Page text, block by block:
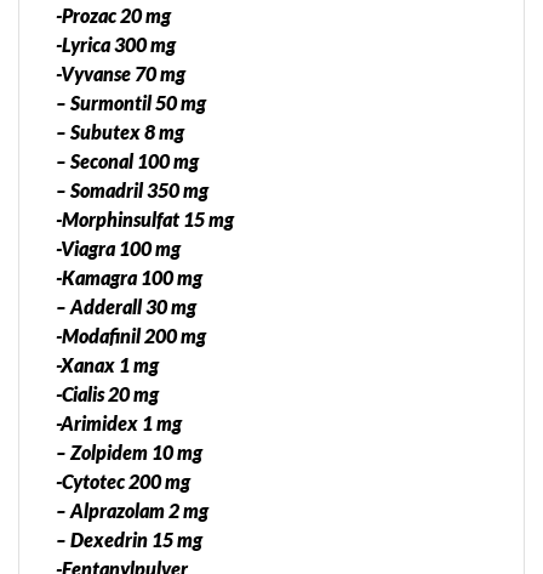
-Prozac 20 mg
-Lyrica 300 mg
-Vyvanse 70 mg
– Surmontil 50 mg
– Subutex 8 mg
– Seconal 100 mg
– Somadril 350 mg
-Morphinsulfat 15 mg
-Viagra 100 mg
-Kamagra 100 mg
– Adderall 30 mg
-Modafinil 200 mg
-Xanax 1 mg
-Cialis 20 mg
-Arimidex 1 mg
– Zolpidem 10 mg
-Cytotec 200 mg
– Alprazolam 2 mg
– Dexedrin 15 mg
-Fentanylpulver